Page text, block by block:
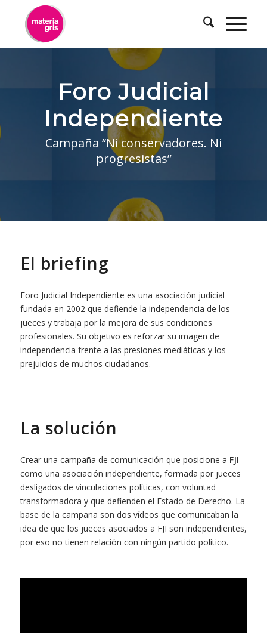
contenido
Foro Judicial
Independiente
Campaña “Ni conservadores. Ni
progresistas”
El briefing
Foro Judicial Independiente es una asociación judicial
fundada en 2002 que defiende la independencia de los
jueces y trabaja por la mejora de sus condiciones
profesionales. Su objetivo es reforzar su imagen de
independencia frente a las presiones mediáticas y los
prejuicios de muchos ciudadanos.
La solución
Crear una campaña de comunicación que posicione a FJI
como una asociación independiente, formada por jueces
desligados de vinculaciones políticas, con voluntad
transformadora y que defienden el Estado de Derecho. La
base de la campaña son dos vídeos que comunicaban la
idea de que los jueces asociados a FJI son independientes,
por eso no tienen relación con ningún partido político.